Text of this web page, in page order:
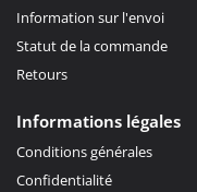
Information sur l'envoi
Statut de la commande
Retours
Informations légales
Conditions générales
Confidentialité